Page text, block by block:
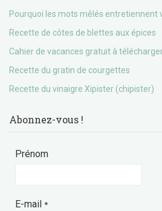
Pourquoi les mots mêlés entretiennent
Recette de côtes de blettes aux épices
Cahier de vacances gratuit à
Recette du gratin de courgettes
Recette du vinaigre Xipister (chipister)
Abonnez-vous !
Prénom
E-mail *